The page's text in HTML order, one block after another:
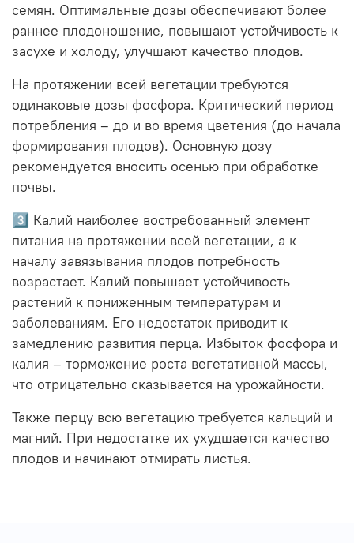
семян. Оптимальные дозы обеспечивают более
раннее плодоношение, повышают устойчивость к
засухе и холоду, улучшают качество плодов.
На протяжении всей вегетации требуются
одинаковые дозы фосфора. Критический период
потребления – до и во время цветения (до начала
формирования плодов). Основную дозу
рекомендуется вносить осенью при обработке
почвы.
3️⃣ Калий наиболее востребованный элемент
питания на протяжении всей вегетации, а к
началу завязывания плодов потребность
возрастает. Калий повышает устойчивость
растений к пониженным температурам и
заболеваниям. Его недостаток приводит к
замедлению развития перца. Избыток фосфора и
калия – торможение роста вегетативной массы,
что отрицательно сказывается на урожайности.
Также перцу всю вегетацию требуется кальций и
магний. При недостатке их ухудшается качество
плодов и начинают отмирать листья.